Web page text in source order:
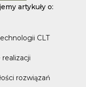
artykuły o:
CLT
rozwiązań